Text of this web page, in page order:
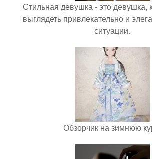
Стильная девушка - это девушка,
выглядеть привлекательно и
ситуации.
Обзорчик на зимнюю